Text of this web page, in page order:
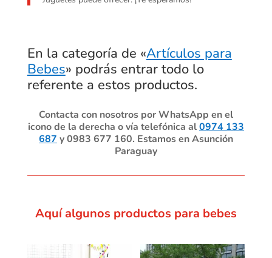
En la categoría de «Artículos para
Bebes» podrás entrar todo lo
referente a estos productos.
Contacta con nosotros por WhatsApp en el
icono de la derecha o vía telefónica al0974 133
687 y 0983 677 160. Estamos en Asunción
Paraguay
Aquí algunos productos para bebes